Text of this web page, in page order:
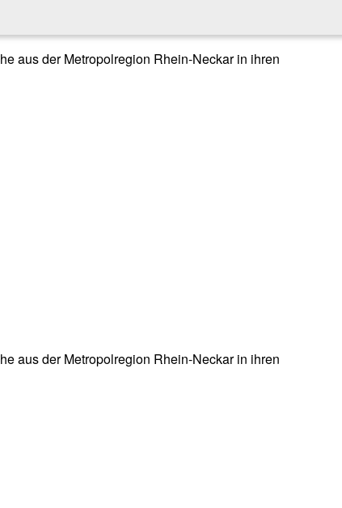
aus der Metropolregion Rhein-Neckar in ihren
aus der Metropolregion Rhein-Neckar in ihren